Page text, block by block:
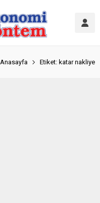
Anasayfa Etiket: katar nakliye